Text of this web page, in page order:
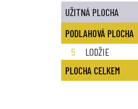
UŽITNÁ PLOCHA
PODLAHOVÁ PLOCHA
5 LODŽIE
PLOCHA CELKEM